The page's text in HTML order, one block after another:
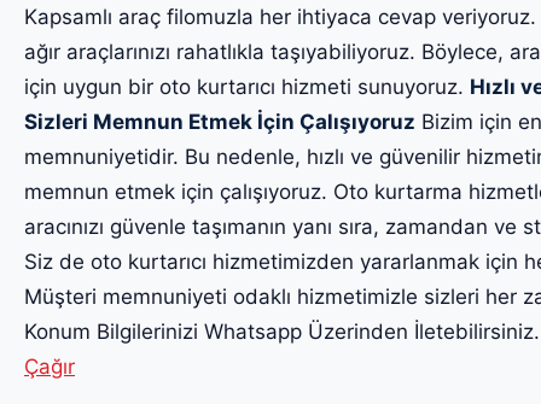
Kapsamlı araç filomuzla her ihtiyaca cevap
ağır araçlarınızı rahatlıkla taşıyabiliyoruz. Böylece,
için uygun bir oto kurtarıcı hizmeti sunuyoruz. Hızlı
Sizleri Memnun Etmek İçin Çalışıyoruz Bizim için
memnuniyetidir. Bu nedenle, hızlı ve güvenilir
memnun etmek için çalışıyoruz. Oto kurtarma
aracınızı güvenle taşımanın yanı sıra, zamandan
Siz de oto kurtarıcı hizmetimizden yararlanmak için
Müşteri memnuniyeti odaklı hizmetimizle sizleri her
Konum Bilgilerinizi Whatsapp Üzerinden
Çağır